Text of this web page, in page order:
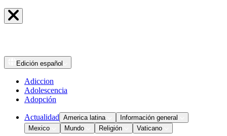
Edición español
Adiccion
Adolescencia
Adopción
Actualidad America latina
Información general
Mexico
Mundo Religión Vaticano